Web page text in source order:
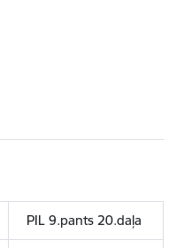
PIL 9.pants 20.daļa